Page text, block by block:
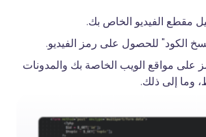
مقطع الفيديو الخاص بك.
الكود" للحصول على رمز الفيديو.
على مواقع الويب الخاصة بك والمدونات
وما إلى ذلك.